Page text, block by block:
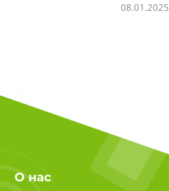
08.01.2025
О нас